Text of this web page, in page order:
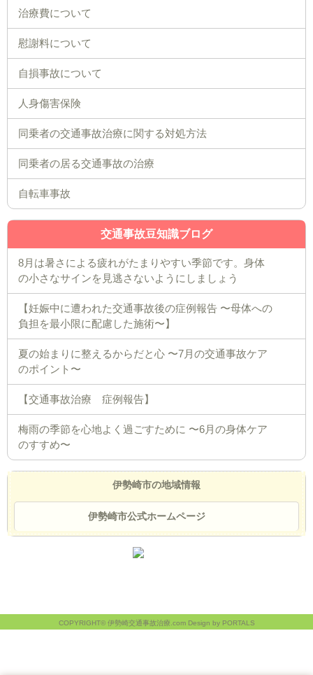
治療費について
慰謝料について
自損事故について
人身傷害保険
同乗者の交通事故治療に関する対処方法
同乗者の居る交通事故の治療
自転車事故
交通事故豆知識ブログ
8月は暑さによる疲れがたまりやすい季節です。身体
の小さなサインを見逃さないようにしましょう
【妊娠中に遭われた交通事故後の症例報告 〜母体への
負担を最小限に配慮した施術〜】
夏の始まりに整えるからだと心 〜7月の交通事故ケア
のポイント〜
【交通事故治療 症例報告】
梅雨の季節を心地よく過ごすために 〜6月の身体ケア
のすすめ〜
伊勢崎市の地域情報
伊勢崎市公式ホームページ
COPYRIGHT© 伊勢崎交通事故治療.com Design by PORTALS